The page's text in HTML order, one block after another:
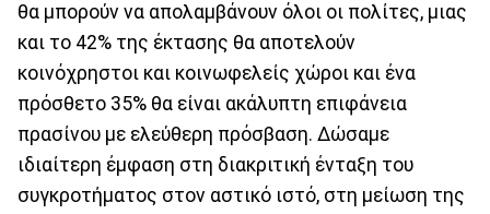
θα μπορούν να απολαμβάνουν όλοι οι πολίτες, μιας
και το 42% της έκτασης θα αποτελούν
κοινόχρηστοι και κοινωφελείς χώροι και ένα
πρόσθετο 35% θα είναι ακάλυπτη επιφάνεια
πρασίνου με ελεύθερη πρόσβαση. Δώσαμε
ιδιαίτερη έμφαση στη διακριτική ένταξη του
συγκροτήματος στον αστικό ιστό, στη μείωση της